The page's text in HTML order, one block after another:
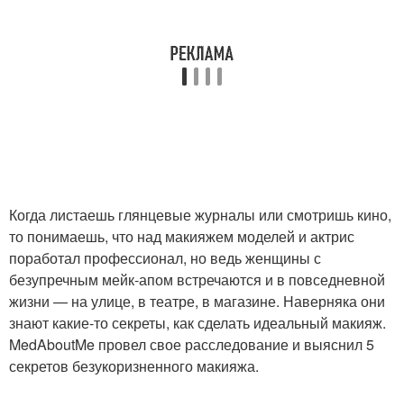
Макияж для черных
глаз
Макияж для карих глаз
Глаз со стрелками Идеи для глаз
Когда листаешь глянцевые журналы или смотришь кино,
то понимаешь, что над макияжем моделей и актрис
поработал профессионал, но ведь женщины с
безупречным мейк-апом встречаются и в повседневной
жизни — на улице, в театре, в магазине. Наверняка они
знают какие-то секреты, как сделать идеальный макияж.
MedAboutMe провел свое расследование и выяснил 5
секретов безукоризненного макияжа.